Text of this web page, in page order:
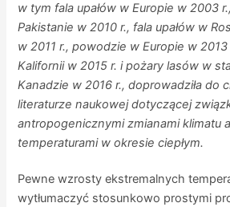
w tym fala upałów w Europie w 2003
Pakistanie w 2010 r., fala upałów w
w 2011 r., powodzie w Europie w
Kalifornii w 2015 r. i pożary lasów w
Kanadzie w 2016 r., doprowadziła do
literaturze naukowej dotyczącej
antropogenicznymi zmianami klimatu
temperaturami w okresie ciepłym.
Pewne wzrosty ekstremalnych
wytłumaczyć stosunkowo prostymi